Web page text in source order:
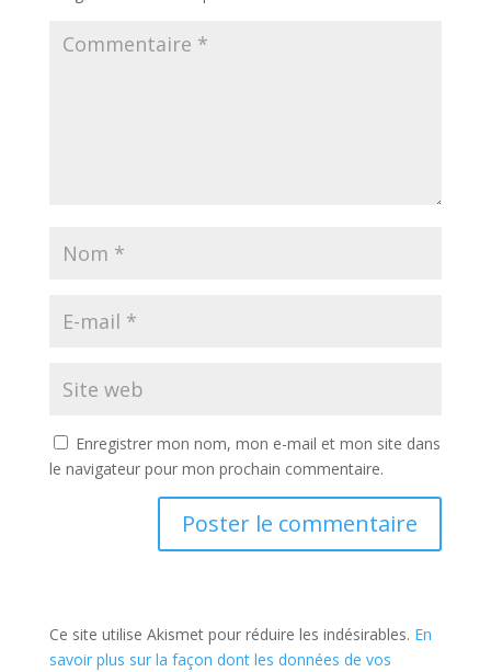
Enregistrer mon nom, mon e-mail et mon site dans
le navigateur pour mon prochain commentaire.
Ce site utilise Akismet pour réduire les indésirables. En
savoir plus sur la façon dont les données de vos